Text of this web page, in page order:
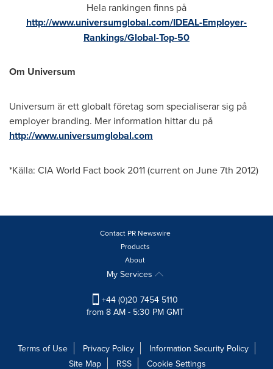
Hela rankingen finns på
http://www.universumglobal.com/IDEAL-Employer-
Rankings/Global-Top-50
Om Universum
Universum är ett globalt företag som specialiserar sig på
employer branding. Mer information hittar du på
http://www.universumglobal.com
*Källa: CIA World Fact book 2011 (current on June 7th 2012)
Contact PR Newswire
Products
About
My Services
+44 (0)20 7454 5110
from 8 AM - 5:30 PM GMT
Terms of Use Privacy Policy
Information Security Policy
Site Map
RSS Cookie Settings